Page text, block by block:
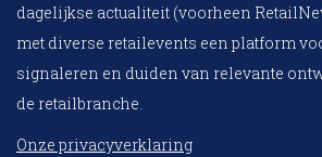
dagelijkse actualiteit (voorheen
met diverse retailevents een platform
signaleren en duiden van relevante
de retailbranche.
Onze privacyverklaring